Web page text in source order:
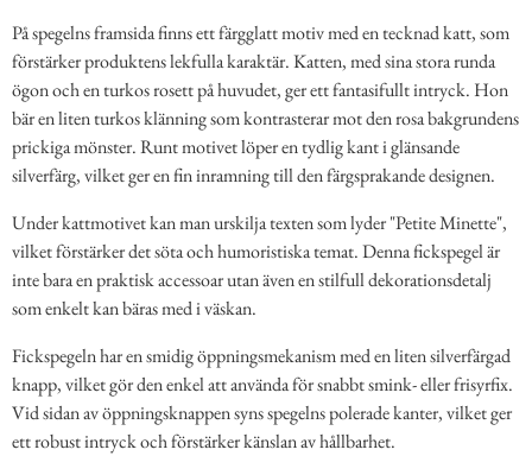
På spegelns framsida finns ett färgglatt motiv med en tecknad katt, som
förstärker produktens lekfulla karaktär. Katten, med sina stora runda
ögon och en turkos rosett på huvudet, ger ett fantasifullt intryck. Hon
bär en liten turkos klänning som kontrasterar mot den rosa bakgrundens
prickiga mönster. Runt motivet löper en tydlig kant i glänsande
silverfärg, vilket ger en fin inramning till den färgsprakande designen.
Under kattmotivet kan man urskilja texten som lyder "Petite Minette",
vilket förstärker det söta och humoristiska temat. Denna fickspegel är
inte bara en praktisk accessoar utan även en stilfull dekorationsdetalj
som enkelt kan bäras med i väskan.
Fickspegeln har en smidig öppningsmekanism med en liten silverfärgad
knapp, vilket gör den enkel att använda för snabbt smink- eller frisyrfix.
Vid sidan av öppningsknappen syns spegelns polerade kanter, vilket ger
ett robust intryck och förstärker känslan av hållbarhet.